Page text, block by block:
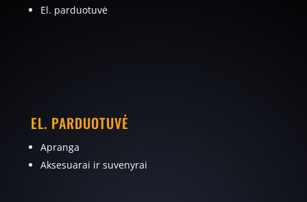
El. parduotuvė
EL. PARDUOTUVĖ
Apranga
Aksesuarai ir suvenyrai